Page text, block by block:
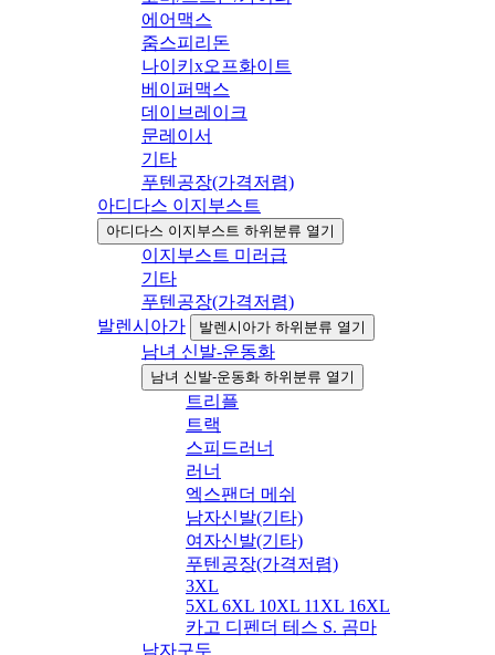
에어맥스
줌스피리돈
나이키x오프화이트
베이퍼맥스
데이브레이크
문레이서
기타
푸텐공장(가격저렴)
아디다스 이지부스트
아디다스 이지부스트 하위분류 열기
이지부스트 미러급
기타
푸텐공장(가격저렴)
발렌시아가
발렌시아가 하위분류 열기
남녀 신발-운동화
남녀 신발-운동화 하위분류 열기
트리플
트랙
스피드러너
러너
엑스팬더 메쉬
남자신발(기타)
여자신발(기타)
푸텐공장(가격저렴)
3XL
5XL 6XL 10XL 11XL 16XL
카고 디펜더 테스 S. 곰마
남자구두